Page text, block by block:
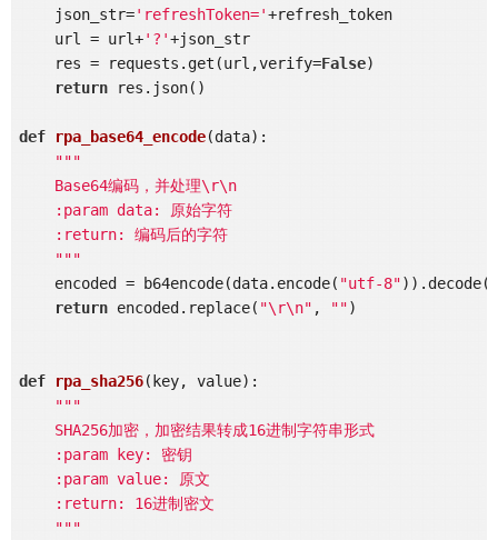
    json_str=
'refreshToken='+refresh_token
    url = url+
'?'+json_str
    res = requests.get(url,verify=
False)
return res.json()
def rpa_base64_encode(data) :
"""
    Base64编码，并处理\r\n
    :param data: 原始字符
    :return: 编码后的字符
    """
    encoded = b64encode(data.encode(
"utf-8")).decode(
return encoded.replace( "\r\n" , "")
def rpa_sha256(key, value) :
"""
    SHA256加密，加密结果转成16进制字符串形式
    :param key: 密钥
    :param value: 原文
    :return: 16进制密文
    """